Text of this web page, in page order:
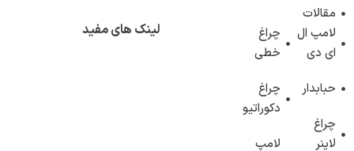
مقالات
لینک های مفید
چراغ
خطی
چراغ
دکوراتیو
لامپ
لامپ ال
ای دی
حبابدار
چراغ
لاینر